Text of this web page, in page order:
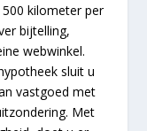
kilometer per
bijtelling,
webwinkel.
sluit u
vastgoed met
Met